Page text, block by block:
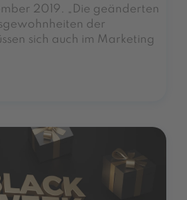
2019. „Die geänderten
der
sich auch im Marketing